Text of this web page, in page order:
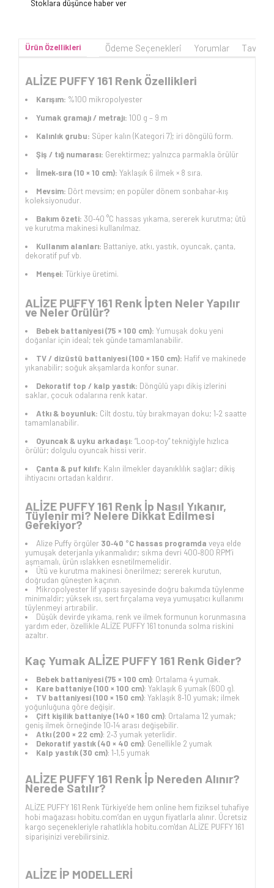
Stoklara düşünce haber ver
Ürün Özellikleri Ödeme Seçenekleri Yorumlar
ALİZE PUFFY 161 Renk Özellikleri
Karışım: %100 mikropolyester
Yumak gramajı / metrajı: 100 g – 9 m
Kalınlık grubu: Süper kalın (Kategori 7); iri döngülü form.
Şiş / tığ numarası: Gerektirmez; yalnızca parmakla örülür
İlmek‑sıra (10 × 10 cm): Yaklaşık 6 ilmek × 8 sıra.
Mevsim: Dört mevsim; en popüler dönem sonbahar‑kış
koleksiyonudur.
Bakım özeti: 30‑40 °C hassas yıkama, sererek kurutma; ütü
ve kurutma makinesi kullanılmaz.
Kullanım alanları: Battaniye, atkı, yastık, oyuncak, çanta,
dekoratif puf vb.
Menşei: Türkiye üretimi.
ALİZE PUFFY 161 Renk İpten Neler Yapılır
ve Neler Örülür?
Bebek battaniyesi (75 × 100 cm): Yumuşak doku yeni
doğanlar için ideal; tek günde tamamlanabilir.
TV / dizüstü battaniyesi (100 × 150 cm): Hafif ve makinede
yıkanabilir; soğuk akşamlarda konfor sunar.
Dekoratif top / kalp yastık: Döngülü yapı dikiş izlerini
saklar, çocuk odalarına renk katar.
Atkı & boyunluk: Cilt dostu, tüy bırakmayan doku; 1‑2 saatte
tamamlanabilir.
Oyuncak & uyku arkadaşı: “Loop‑toy” tekniğiyle hızlıca
örülür; dolgulu oyuncak hissi verir.
Çanta & puf kılıfı: Kalın ilmekler dayanıklılık sağlar; dikiş
ihtiyacını ortadan kaldırır.
ALİZE PUFFY 161 Renk İp Nasıl Yıkanır,
Tüylenir mi? Nelere Dikkat Edilmesi
Gerekiyor?
Alize Puffy örgüler 30‑40 °C hassas programda veya elde
yumuşak deterjanla yıkanmalıdır; sıkma devri 400‑800 RPM’i
aşmamalı, ürün ıslakken esnetilmemelidir.
Ütü ve kurutma makinesi önerilmez; sererek kurutun,
doğrudan güneşten kaçının.
Mikropolyester lif yapısı sayesinde doğru bakımda tüylenme
minimaldir; yüksek ısı, sert fırçalama veya yumuşatıcı kullanımı
tüylenmeyi artırabilir.
Düşük devirde yıkama, renk ve ilmek formunun korunmasına
yardım eder, özellikle ALİZE PUFFY 161 tonunda solma riskini
azaltır.
Kaç Yumak ALİZE PUFFY 161 Renk Gider?
Bebek battaniyesi (75 × 100 cm): Ortalama 4 yumak.
Kare battaniye (100 × 100 cm): Yaklaşık 6 yumak (600 g).
TV battaniyesi (100 × 150 cm): Yaklaşık 8‑10 yumak; ilmek
yoğunluğuna göre değişir.
Çift kişilik battaniye (140 × 160 cm): Ortalama 12 yumak;
geniş ilmek örneğinde 10‑14 arası değişebilir.
Atkı (200 × 22 cm): 2‑3 yumak yeterlidir.
Dekoratif yastık (40 × 40 cm): Genellikle 2 yumak
Kalp yastık (30 cm): 1‑1,5 yumak
ALİZE PUFFY 161 Renk İp Nereden Alınır?
Nerede Satılır?
ALİZE PUFFY 161 Renk Türkiye’de hem online hem fiziksel tuhafiye
hobi mağazası hobitu.com’dan en uygun fiyatlarla alınır. Ücretsiz
kargo seçenekleriyle rahatlıkla hobitu.com'dan ALİZE PUFFY 161
siparişinizi verebilirsiniz.
ALİZE İP MODELLERİ